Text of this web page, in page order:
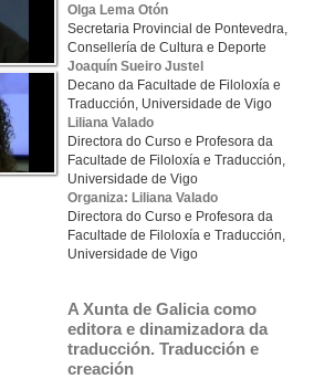
Olga Lema Otón
Secretaria Provincial de Pontevedra,
Consellería de Cultura e Deporte
Joaquín Sueiro Justel
Decano da Facultade de Filoloxía e
Traducción, Universidade de Vigo
Liliana Valado
Directora do Curso e Profesora da
Facultade de Filoloxía e Traducción,
Universidade de Vigo
Organiza: Liliana Valado
Directora do Curso e Profesora da
Facultade de Filoloxía e Traducción,
Universidade de Vigo
A Xunta de Galicia como
editora e dinamizadora da
traducción. Traducción e
creación